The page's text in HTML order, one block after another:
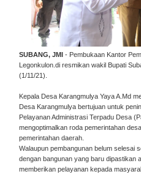
SUBANG, JMI
- Pembukaan Kantor
Legonkulon.di resmikan wakil Bupati
(1/11/21).
Kepala Desa Karangmulya Yaya A.Md
Desa Karangmulya bertujuan untuk
Pelayanan Administrasi Terpadu Desa
mengoptimalkan roda pemerintahan
pemerintahan daerah.
Walaupun pembangunan belum selesai
dengan bangunan yang baru dipastikan
memberikan pelayanan kepada